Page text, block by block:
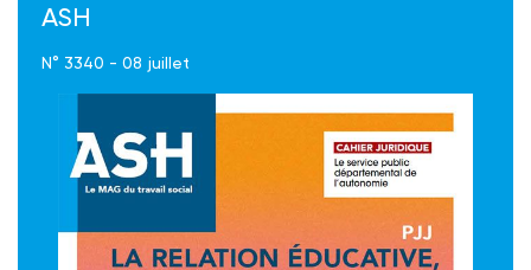
ASH
N° 3340 - 08 juillet